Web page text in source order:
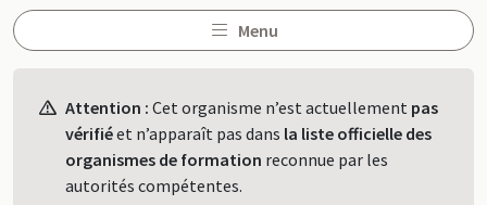
Menu
Attention : Cet organisme n’est actuellement pas
vérifiéet n’apparaît pas dans la liste officielle des
organismes de formation reconnue par les
autorités compétentes.